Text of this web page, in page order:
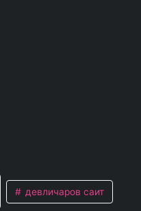
девличаров саит